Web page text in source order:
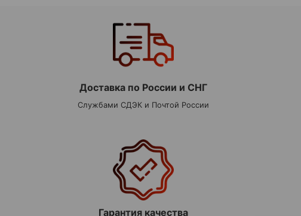
Доставка по России и СНГ
Службами СДЭК и Почтой России
Гарантия качества